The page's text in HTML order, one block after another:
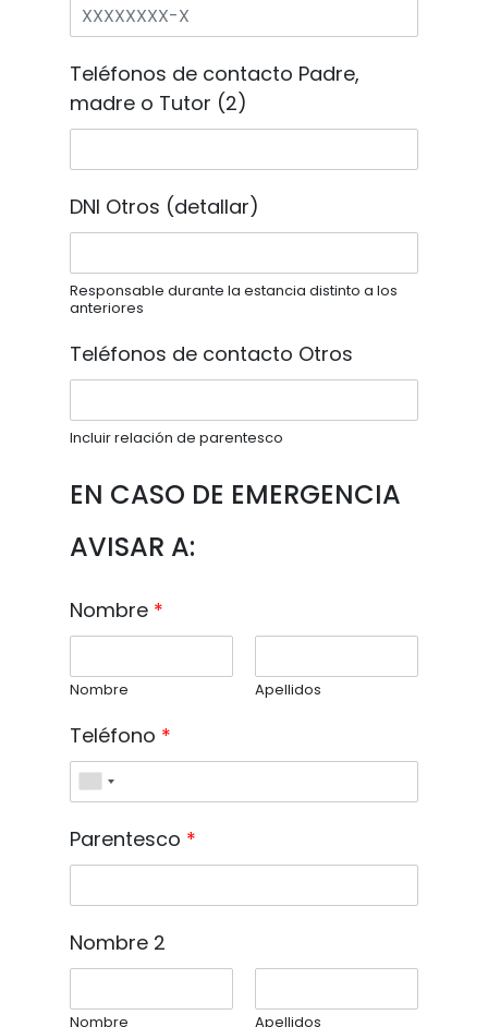
Teléfonos de contacto Padre,
madre o Tutor (2)
DNI Otros (detallar)
Responsable durante la estancia distinto a los
anteriores
Teléfonos de contacto Otros
Incluir relación de parentesco
EN CASO DE EMERGENCIA
AVISAR A:
Nombre *
Nombre Apellidos
Teléfono *
Parentesco *
Nombre 2
Nombre Apellidos